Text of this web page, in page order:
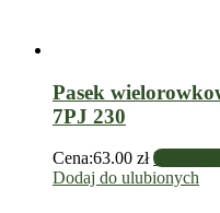
Pasek
7PJ 230
Cena:63.00 zł Dodaj
Dodaj do ulubionych